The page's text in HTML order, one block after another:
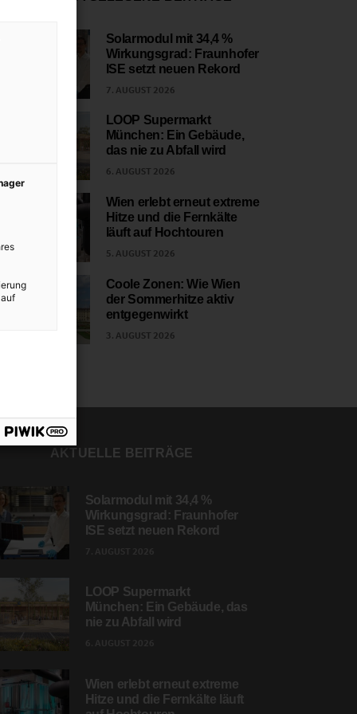
Solarmodul mit 34,4 %
Wirkungsgrad: Fraunhofer
ISE setzt neuen Rekord
7. AUGUST 2026
LOOP Supermarkt
München: Ein Gebäude,
das nie zu Abfall wird
6. AUGUST 2026
Wien erlebt erneut extreme
Hitze und die Fernkälte
läuft auf Hochtouren
5. AUGUST 2026
Coole Zonen: Wie Wien
der Sommerhitze aktiv
entgegenwirkt
3. AUGUST 2026
AKTUELLE BEITRÄGE
Solarmodul mit 34,4 %
Wirkungsgrad: Fraunhofer
ISE setzt neuen Rekord
LOOP Supermarkt
München: Ein Gebäude, das
nie zu Abfall wird
Wien erlebt erneut extreme
Hitze und die Fernkälte läuft